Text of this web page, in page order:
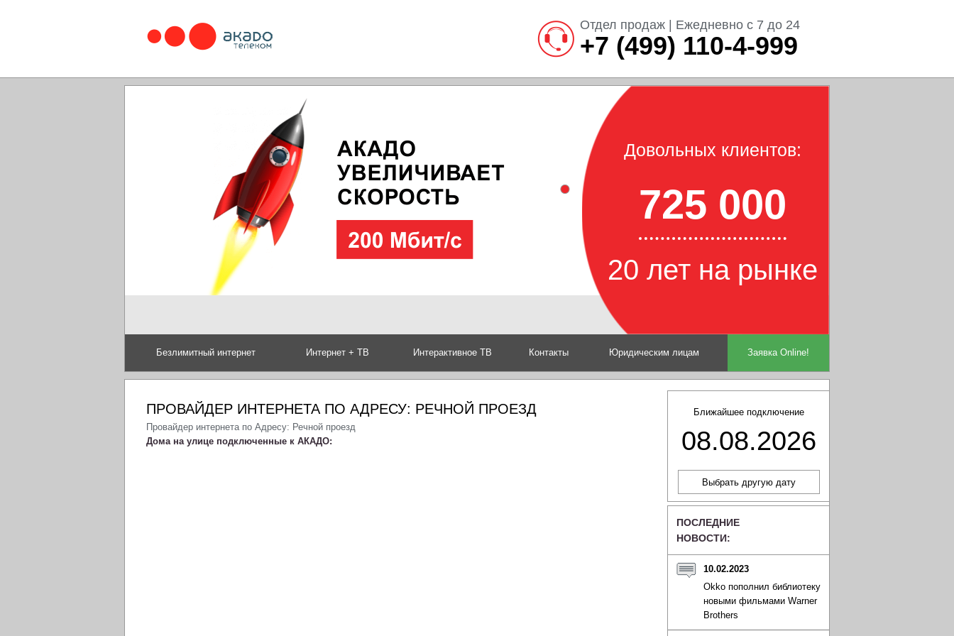
Отдел продаж | Ежедневно с 7 до 24
+7 (499) 110-4-999
Довольных клиентов:
725 000
20 лет на рынке
Безлимитный интернет Интернет + ТВ Интерактивное ТВ Контакты Юридическим лицам Заявка Online!
Ближайшее подключение
08.08.2026
ПОСЛЕДНИЕ
НОВОСТИ:
10.02.2023
Okko пополнил библиотеку
новыми фильмами Warner
Brothers
ПРОВАЙДЕР ИНТЕРНЕТА ПО АДРЕСУ: РЕЧНОЙ ПРОЕЗД
Провайдер интернета по Адресу: Речной проезд
Дома на улице подключенные к АКАДО: